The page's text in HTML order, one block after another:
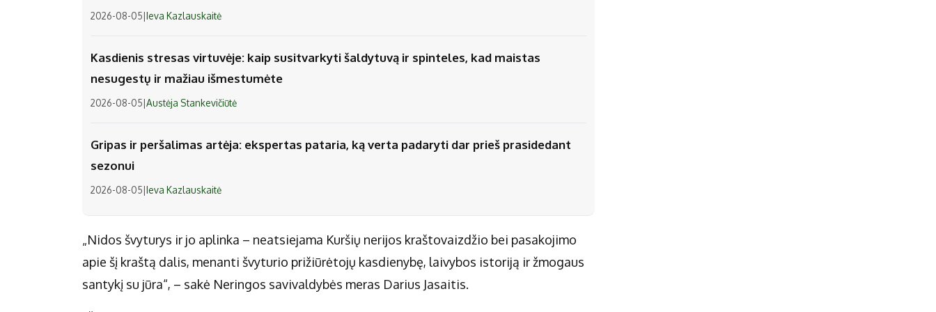
2026-08-05|Ieva Kazlauskaitė
Kasdienis stresas virtuvėje: kaip susitvarkyti šaldytuvą ir spinteles, kad maistas
nesugestų ir mažiau išmestumėte
2026-08-05|Austėja Stankevičiūtė
Gripas ir peršalimas artėja: ekspertas pataria, ką verta padaryti dar prieš prasidedant
sezonui
2026-08-05|Ieva Kazlauskaitė
„Nidos švyturys ir jo aplinka – neatsiejama Kuršių nerijos kraštovaizdžio bei pasakojimo
apie šį kraštą dalis, menanti švyturio prižiūrėtojų kasdienybę, laivybos istoriją ir žmogaus
santykį su jūra“, – sakė Neringos savivaldybės meras Darius Jasaitis.